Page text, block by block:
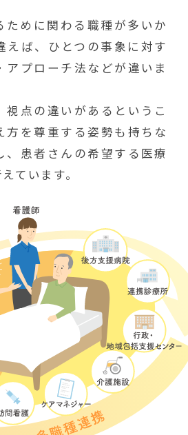
ために関わる職種が多いか
えば、ひとつの事象に対す
アプローチ法などが違いま
視点の違いがあるというこ
方を尊重する姿勢も持ちな
、患者さんの希望する医療
ています。